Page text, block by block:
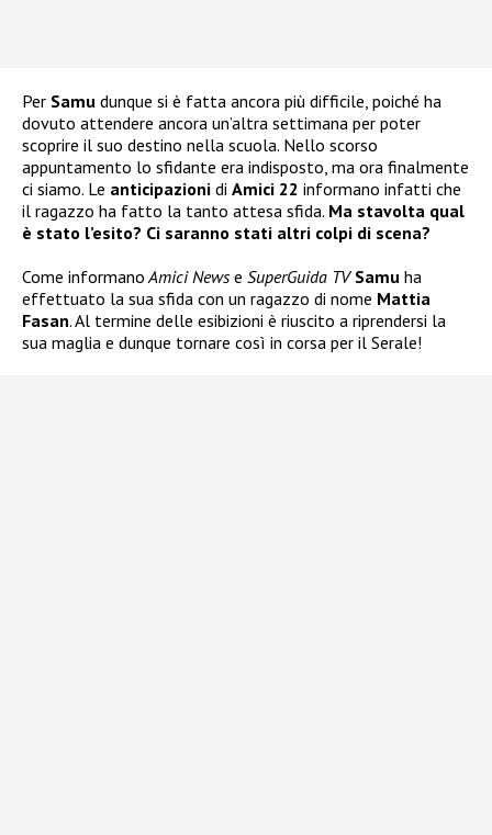
Per Samu dunque si è fatta ancora più difficile, poiché ha
dovuto attendere ancora un’altra settimana per poter
scoprire il suo destino nella scuola. Nello scorso
appuntamento lo sfidante era indisposto, ma ora finalmente
ci siamo. Le anticipazioni di Amici 22 informano infatti che
il ragazzo ha fatto la tanto attesa sfida. Ma stavolta qual
è stato l’esito? Ci saranno stati altri colpi di scena?
Come informanoAmici Newse SuperGuida TV Samu ha
effettuato la sua sfida con un ragazzo di nome Mattia
Fasan. Al termine delle esibizioni è riuscito a riprendersi la
sua maglia e dunque tornare così in corsa per il Serale!